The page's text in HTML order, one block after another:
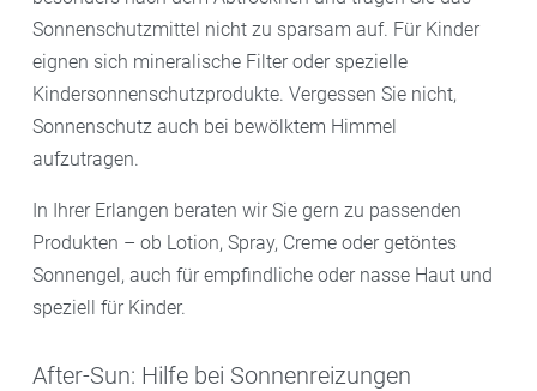
Sonnenschutzmittel nicht zu sparsam auf. Für Kinder
eignen sich mineralische Filter oder spezielle
Kindersonnenschutzprodukte. Vergessen Sie nicht,
Sonnenschutz auch bei bewölktem Himmel
aufzutragen.
In Ihrer Erlangen beraten wir Sie gern zu passenden
Produkten – ob Lotion, Spray, Creme oder getöntes
Sonnengel, auch für empfindliche oder nasse Haut und
speziell für Kinder.
After-Sun: Hilfe bei Sonnenreizungen